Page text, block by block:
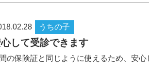
うちの子
して受診できます
の保険証と同じように使えるため、安心